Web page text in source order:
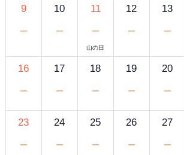
9
－
10
－
11
－
山の日
12
－
13
－
16
－
17
－
18
－
19
－
20
－
23
－
24
－
25
－
26
－
27
－